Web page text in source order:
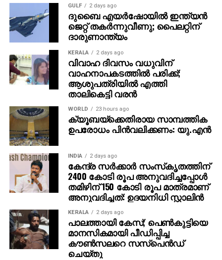
GULF 2 days ago
ദുബൈ എയര്‍ഷോയില്‍ ഇന്ത്യന്‍
ജെറ്റ് തകര്‍ന്നുവീണു; പൈലറ്റിന്
ദാരുണാന്ത്യം
KERALA 2 days ago
വിവാഹ ദിവസം വധുവിന്
വാഹനാപകടത്തില്‍ പരിക്ക്;
ആശുപത്രിയില്‍ എത്തി
താലികെട്ടി വരന്‍
WORLD 23 hours ago
ക്യൂബയ്ക്കെതിരായ സാമ്പത്തിക
ഉപരോധം പിന്‍വലിക്കണം: യു.എന്‍
INDIA 2 days ago
കേന്ദ്ര സര്‍ക്കാര്‍ സംസ്‌കൃതത്തിന്
2400 കോടി രൂപ അനുവദിച്ചപ്പോള്‍
തമിഴിന് 150 കോടി രൂപ മാത്രമാണ്
അനുവദിച്ചത്: ഉദയനിധി സ്റ്റാലിന്‍
KERALA 2 days ago
പാലത്തായി കേസ്; പെൺകുട്ടിയെ
മാനസികമായി പീഡിപ്പിച്ച
കൗൺസലറെ സസ്പെൻഡ്
ചെയ്തു